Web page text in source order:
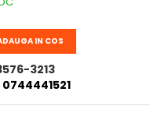
IN COS
3213
0744441521